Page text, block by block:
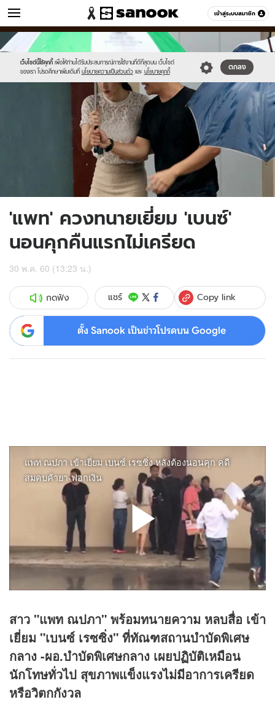
เข้าสู่ระบบสมาชิก
ข่าว หมวดอื่นๆ
เว็บไซต์นี้ใช้คุกกี้ เพื่อให้ท่านได้รับประสบการณ์การใช้งานที่ดีที่สุดบน เว็บไซต์
ของเรา โปรดศึกษาเพิ่มเติมที่ นโยบายความเป็นส่วนตัว และ นโยบายคุกกี้
ตกลง
Sanook
//s.isanook.com/sr/0/images/logo-
new-
sanook.png
600
60
//s.isanook.com/ns/0/ud/449/2248810/10.jpg
'แพท' ควงทนายเยี่ยม 'เบนซ์'
นอนคุกคืนแรกไม่เครียด
30 พ.ค. 60 (13:23 น.)
กดฟัง แชร์ Copy link
ตั้ง Sanook เป็นข่าวโปรดบน Google
สาว "แพท ณปภา" พร้อมทนายความ หลบสื่อ เข้า
เยี่ยม "เบนซ์ เรซซิ่ง" ที่ทัณฑสถานบำบัดพิเศษ
กลาง -ผอ.บำบัดพิเศษกลาง เผยปฏิบัติเหมือน
นักโทษทั่วไป สุขภาพแข็งแรงไม่มีอาการเครียด
หรือวิตกกังวล